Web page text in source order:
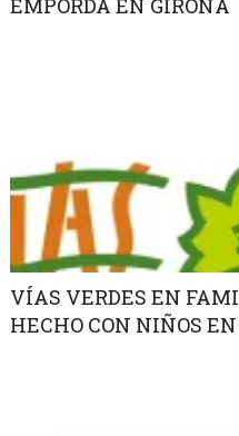
EMPORDA EN GIRONA
VÍAS VERDES EN
HECHO CON NIÑOS